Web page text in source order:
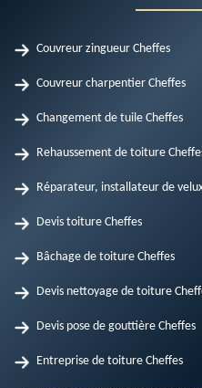
Couvreur zingueur Cheffes
Couvreur charpentier Cheffes
Changement de tuile Cheffes
Rehaussement de toiture
Réparateur, installateur de
Devis toiture Cheffes
Bâchage de toiture Cheffes
Devis nettoyage de toiture
Devis pose de gouttière Cheffes
Entreprise de toiture Cheffes